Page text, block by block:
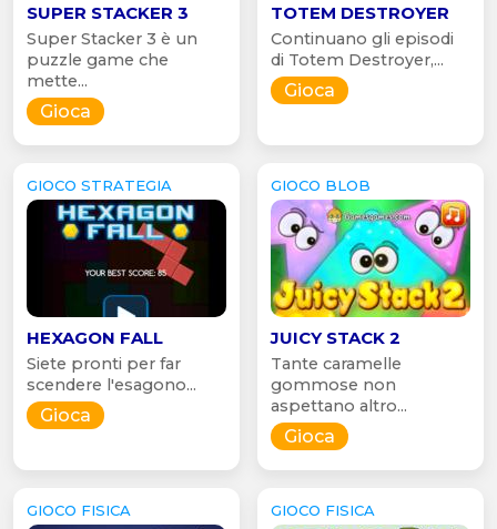
SUPER STACKER 3
Super Stacker 3 è un
puzzle game che
mette...
Gioca
TOTEM DESTROYER
Continuano gli episodi
di Totem Destroyer,...
Gioca
GIOCO STRATEGIA
HEXAGON FALL
Siete pronti per far
scendere l'esagono...
Gioca
GIOCO BLOB
JUICY STACK 2
Tante caramelle
gommose non
aspettano altro...
Gioca
GIOCO FISICA GIOCO FISICA